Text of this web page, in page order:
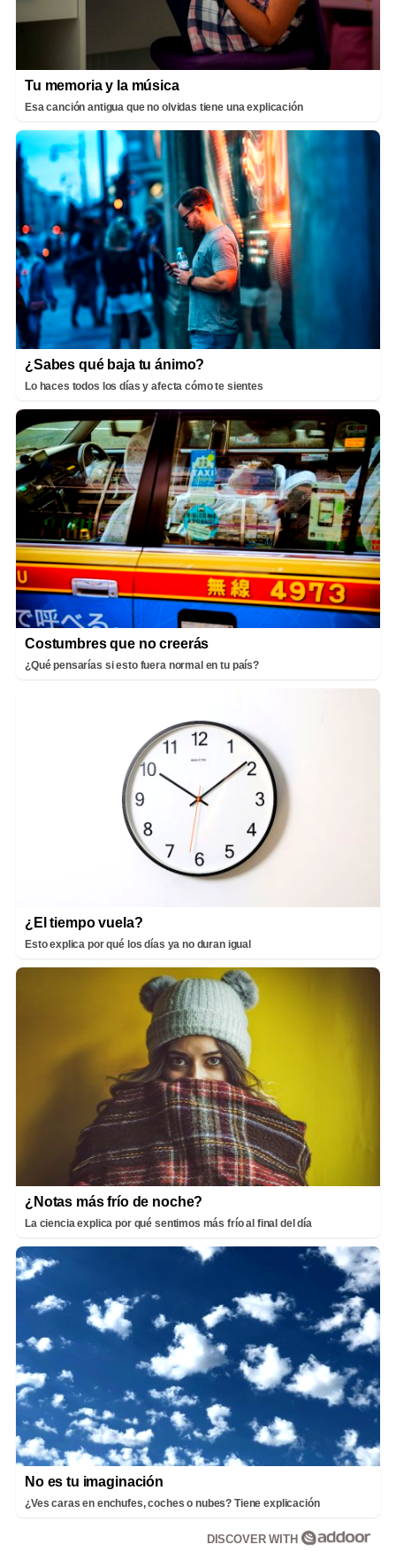
Tu memoria y la música
Esa canción antigua que no olvidas tiene una explicación
¿Sabes qué baja tu ánimo?
Lo haces todos los días y afecta cómo te sientes
Costumbres que no creerás
¿Qué pensarías si esto fuera normal en tu país?
¿El tiempo vuela?
Esto explica por qué los días ya no duran igual
¿Notas más frío de noche?
La ciencia explica por qué sentimos más frío al final del día
No es tu imaginación
¿Ves caras en enchufes, coches o nubes? Tiene explicación
DISCOVER WITH